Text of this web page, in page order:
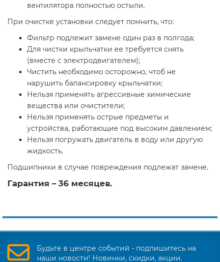
вентилятора полностью остыли.
При очистке установки следует помнить, что:
Фильтр подлежит замене один раз в полгода;
Для чистки крыльчатки ее требуется снять
(вместе с электродвигателем);
Чистить необходимо осторожно, чтоб не
нарушить балансировку крыльчатки;
Нельзя применять агрессивные химические
вещества или очистители;
Нельзя применять острые предметы и
устройства, работающие под высоким давлением;
Нельзя погружать двигатель в воду или другую
жидкость.
Подшипники в случае повреждения подлежат замене.
Гарантия – 36 месяцев.
Будьте в центре событий - подпишитесь на
наши новости! Новинки, скидки, акции.